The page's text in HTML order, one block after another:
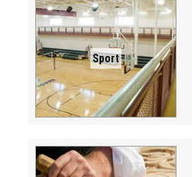
Sport